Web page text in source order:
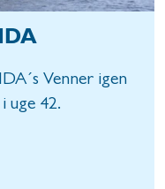
Venner igen
uge 42.